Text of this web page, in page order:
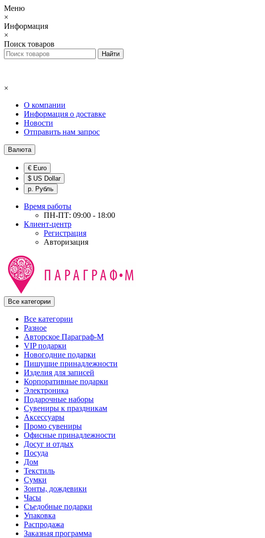
Меню
×
Информация
×
Поиск товаров
×
О компании
Информация о доставке
Новости
Отправить нам запрос
Валюта
€ Euro
$ US Dollar
р. Рубль
Время работы
ПН-ПТ: 09:00 - 18:00
Клиент-центр
Регистрация
Авторизация
Все категории
Все категории
Разное
Авторское Параграф-М
VIP подарки
Новогодние подарки
Пишущие принадлежности
Изделия для записей
Корпоративные подарки
Электроника
Подарочные наборы
Сувениры к праздникам
Аксессуары
Промо сувениры
Офисные принадлежности
Досуг и отдых
Посуда
Дом
Текстиль
Сумки
Зонты, дождевики
Часы
Съедобные подарки
Упаковка
Распродажа
Заказная программа